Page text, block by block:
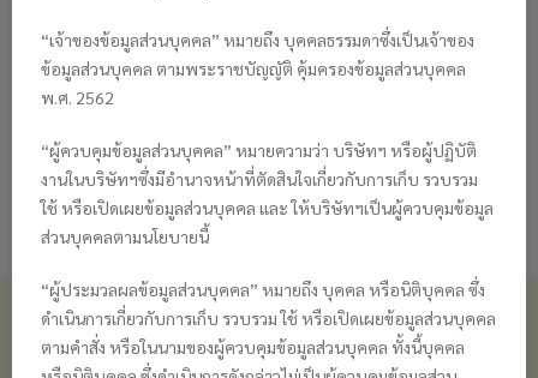
ตรวจสอบสถานะการจัดทำรูป
ดาวน์โหลดไฟล์ภาพ
DOWNLOAD FILES
ติดต่อเรา
บริษัท นิวซาลอน 1999 จำกัด
1332 ถ.เจริญกรุง บางรัก กทม. 10500
“เจ้าของข้อมูลส่วนบุคคล” หมายถึง บุคคลธรรมดาซึ่งเป็นเจ้าของ
ข้อมูลส่วนบุคคล ตามพระราชบัญญัติ คุ้มครองข้อมูลส่วนบุคคล
พ.ศ. 2562
“ผู้ควบคุมข้อมูลส่วนบุคคล” หมายความว่า บริษัทฯ หรือผู้ปฏิบัติ
งานในบริษัทฯซึ่งมีอำนาจหน้าที่ตัดสินใจเกี่ยวกับการเก็บ รวบรวม
ใช้ หรือเปิดเผยข้อมูลส่วนบุคคล และ ให้บริษัทฯเป็นผู้ควบคุมข้อมูล
ส่วนบุคคลตามนโยบายนี้
“ผู้ประมวลผลข้อมูลส่วนบุคคล” หมายถึง บุคคล หรือนิติบุคคล ซึ่ง
ดำเนินการเกี่ยวกับการเก็บ รวบรวม ใช้ หรือเปิดเผยข้อมูลส่วนบุคคล
ตามคำสั่ง หรือในนามของผู้ควบคุมข้อมูลส่วนบุคคล ทั้งนี้บุคคล